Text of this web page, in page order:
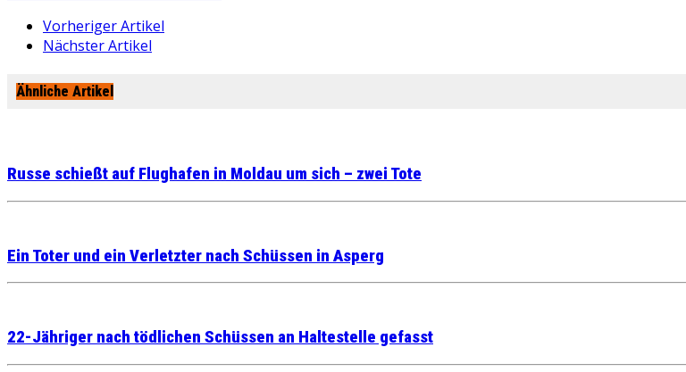
Vorheriger Artikel
Nächster Artikel
Ähnliche Artikel
Russe schießt auf Flughafen in Moldau um sich – zwei Tote
Ein Toter und ein Verletzter nach Schüssen in Asperg
22-Jähriger nach tödlichen Schüssen an Haltestelle gefasst